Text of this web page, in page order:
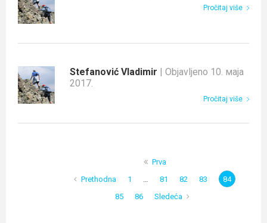
Pročitaj više
Stefanović Vladimir | Objavljeno 10. маја
2017.
Pročitaj više
Prva
Prethodna
1 … 81 82 83
84
85
86 Sledeća